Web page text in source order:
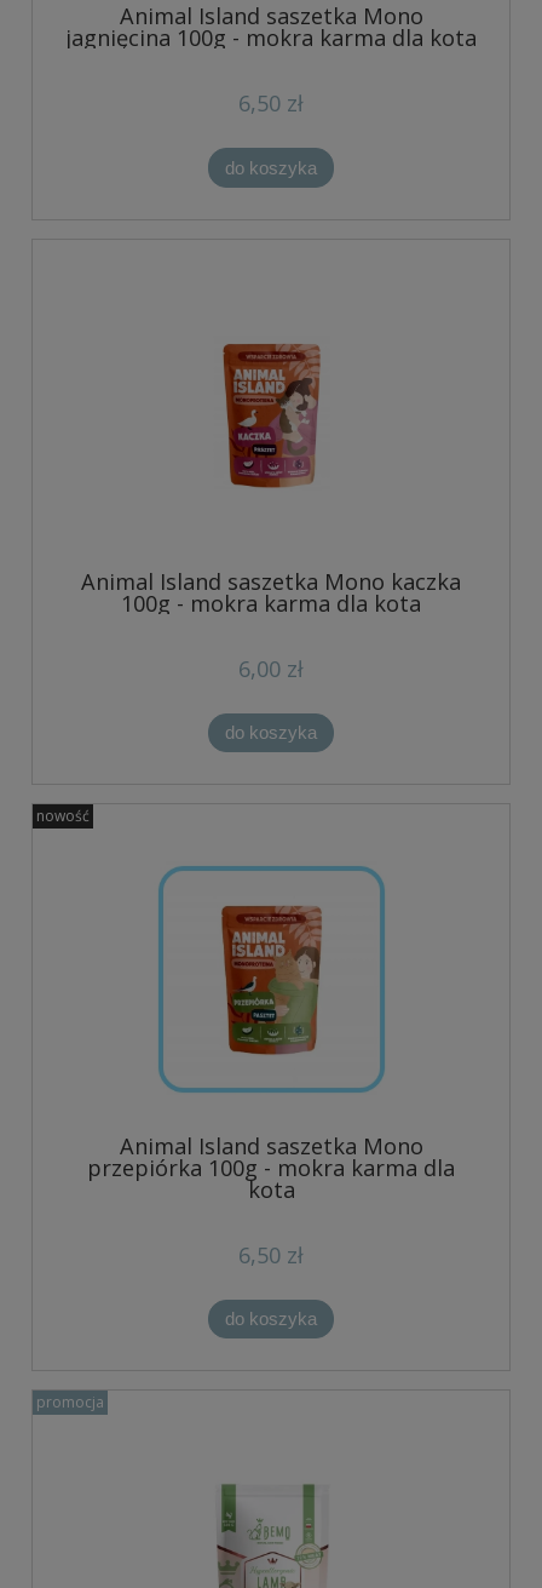
Animal Island saszetka Mono
jagnięcina 100g - mokra karma dla kota
6,50 zł
do koszyka
Animal Island saszetka Mono kaczka
100g - mokra karma dla kota
6,00 zł
do koszyka
Animal Island saszetka Mono
przepiórka 100g - mokra karma dla
kota
6,50 zł
do koszyka
nowość
promocja